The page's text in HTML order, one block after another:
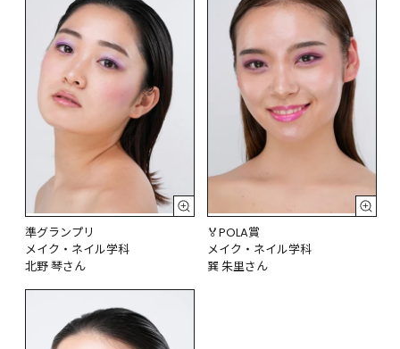
準グランプリ
メイク・ネイル学科
北野 琴さん
🏅POLA賞
メイク・ネイル学科
巽 朱里さん